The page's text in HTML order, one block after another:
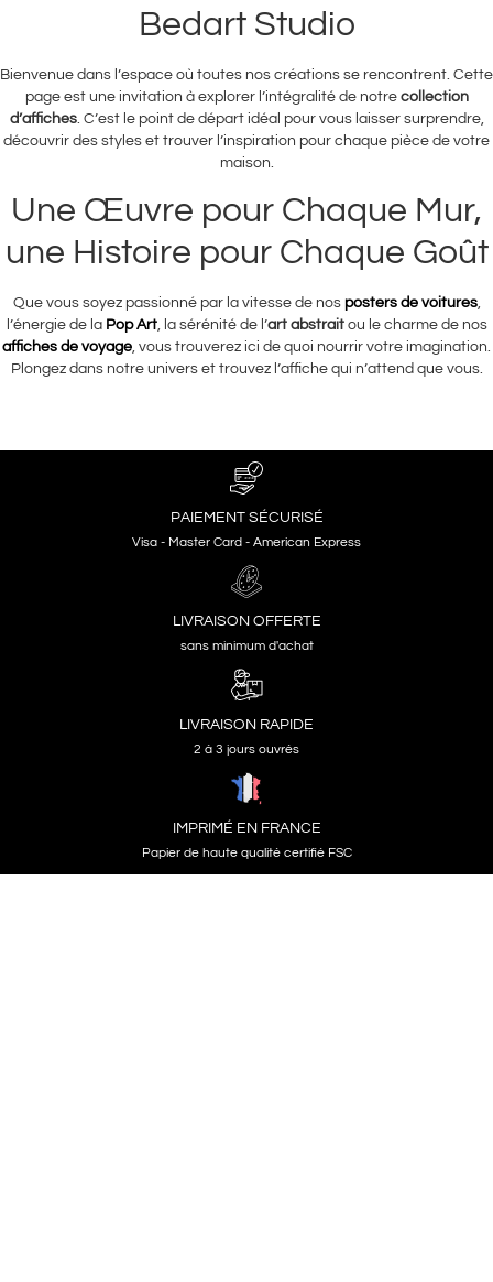
Bedart Studio
Bienvenue dans l’espace où toutes nos créations se rencontrent. Cette
page est une invitation à explorer l’intégralité de notre collection
d’affiches. C’est le point de départ idéal pour vous laisser surprendre,
découvrir des styles et trouver l’inspiration pour chaque pièce de votre
maison.
Une Œuvre pour Chaque Mur,
une Histoire pour Chaque Goût
Que vous soyez passionné par la vitesse de nos posters de voitures,
l’énergie de la Pop Art, la sérénité de l’art abstraitou le charme de nos
affiches de voyage , vous trouverez ici de quoi nourrir votre imagination.
Plongez dans notre univers et trouvez l’affiche qui n’attend que vous.
PAIEMENT SÉCURISÉ
Visa - Master Card - American Express
LIVRAISON OFFERTE
sans minimum d'achat
LIVRAISON RAPIDE
2 à 3 jours ouvrés
IMPRIMÉ EN FRANCE
Papier de haute qualité certifié FSC